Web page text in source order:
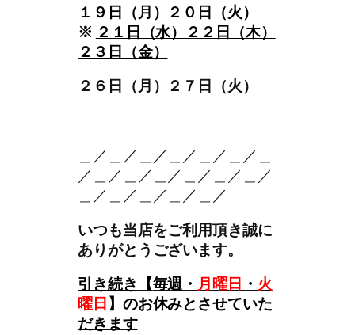
１９日（月）２０ 日（火）
※ ２１日（水）２２日（木）
２３日（金）
２６日（月）２７日（火）
＿／＿／＿／＿／＿／＿／＿
／＿／＿／＿／＿／＿／＿／
＿／＿／＿／＿／＿／
いつも当店をご利用頂き誠に
ありがとうございます。
引き続き 【毎週・ 月曜日 ・ 火
曜日】 のお休みとさせていた
だきます